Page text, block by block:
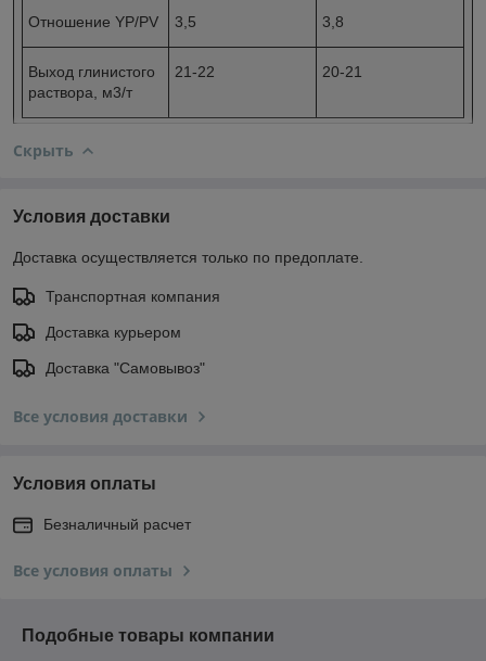
Отношение YP/PV 3,5 3,8
Выход глинистого
раствора, м3/т
21-22 20-21
Скрыть
Условия доставки
Доставка осуществляется только по предоплате.
Транспортная компания
Доставка курьером
Доставка "Самовывоз"
Все условия доставки
Условия оплаты
Безналичный расчет
Все условия оплаты
Подобные товары компании